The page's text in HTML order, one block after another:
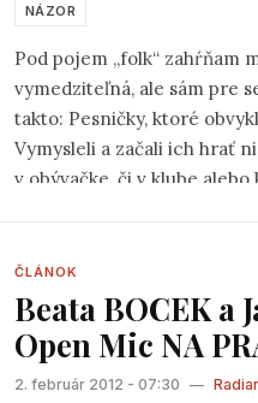
NÁZOR
Pod pojem „folk“ zahŕňam
vymedziteľná, ale sám pre
takto: Pesničky, ktoré
Vymysleli a začali ich hrať
v obývačke, či v klube
amatérsky – občas
romantický, humorný,
spoločné so životom
tých, čo ho počúvajú. Vo
nachádzam. Od folklóru sa
ČLÁNOK
Beata BOCEK a
Open Mic NA
2. február 2012 - 07:30 — Radiar